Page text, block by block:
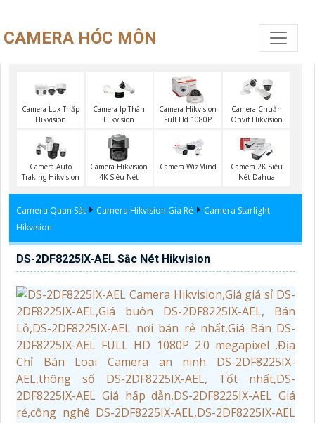
CAMERA HÓC MÔN
Camera Lux Thấp
Hikvision
Camera Ip Thân
Hikvision
Camera Hikvision
Full Hd 1080P
Camera Chuẩn
Onvif Hikvision
Camera Auto
Traking Hikvision
Camera Hikvision
4K Siêu Nét
Camera WizMind
Camera 2K Siêu
Nét Dahua
Camera Quan Sát Camera Hikvision Giá Rẻ
Camera Starlight
Hikvision
DS-2DF8225IX-AEL Sắc Nét Hikvision